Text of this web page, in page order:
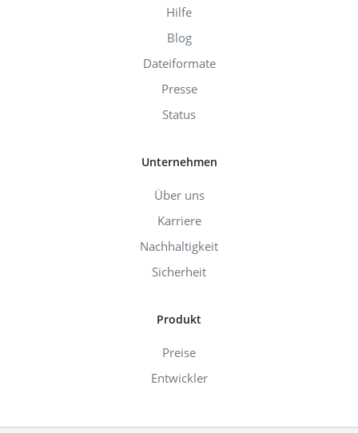
Hilfe
Blog
Dateiformate
Presse
Status
Unternehmen
Über uns
Karriere
Nachhaltigkeit
Sicherheit
Produkt
Preise
Entwickler